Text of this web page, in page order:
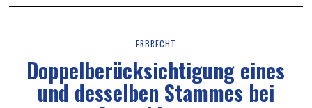
ERBRECHT
Doppelberücksichtigung eines
und desselben Stammes bei